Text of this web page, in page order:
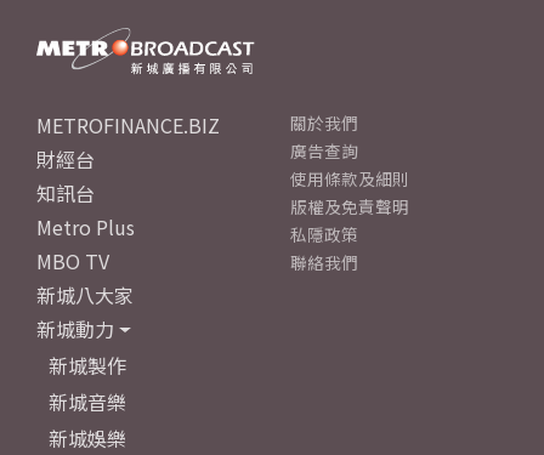
METROFINANCE.BIZ
財經台
知訊台
Metro Plus
MBO TV
新城八大家
新城動力
新城製作
新城音樂
新城娛樂
關於我們
廣告查詢
使用條款及細則
版權及免責聲明
私隱政策
聯絡我們